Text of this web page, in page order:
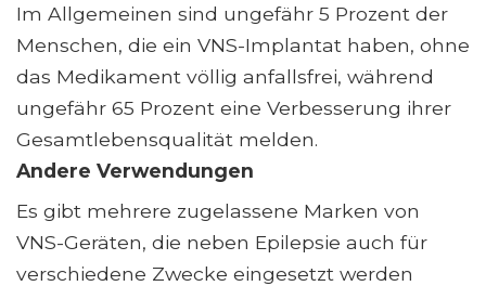
Im Allgemeinen sind ungefähr 5 Prozent der
Menschen, die ein VNS-Implantat haben, ohne
das Medikament völlig anfallsfrei, während
ungefähr 65 Prozent eine Verbesserung ihrer
Gesamtlebensqualität melden.
Andere Verwendungen
Es gibt mehrere zugelassene Marken von
VNS-Geräten, die neben Epilepsie auch für
verschiedene Zwecke eingesetzt werden